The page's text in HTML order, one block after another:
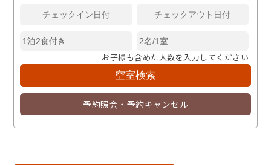
お子様も含めた人数を入力してください
予約照会・予約キャンセル